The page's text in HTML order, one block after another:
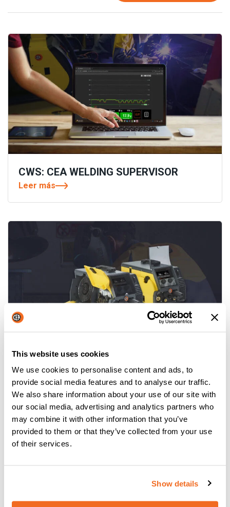
This website uses cookies
We use cookies to personalise content and ads, to
provide social media features and to analyse our traffic.
We also share information about your use of our site with
our social media, advertising and analytics partners who
may combine it with other information that you’ve
provided to them or that they’ve collected from your use
of their services.
Show details
CWS: CEA WELDING SUPERVISOR
Leer más
YARD MOBILE: UN PASO ADELANTE EN
LA SOLDADURA EN ASTILLEROS
Leer más